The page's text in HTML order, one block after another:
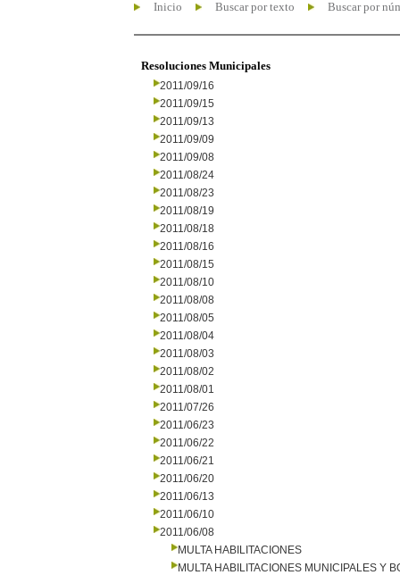
Inicio Buscar por texto Buscar por
Resoluciones Municipales
2011/09/16
2011/09/15
2011/09/13
2011/09/09
2011/09/08
2011/08/24
2011/08/23
2011/08/19
2011/08/18
2011/08/16
2011/08/15
2011/08/10
2011/08/08
2011/08/05
2011/08/04
2011/08/03
2011/08/02
2011/08/01
2011/07/26
2011/06/23
2011/06/22
2011/06/21
2011/06/20
2011/06/13
2011/06/10
2011/06/08
MULTA HABILITACIONES
MULTA HABILITACIONES MUNICIPALES Y